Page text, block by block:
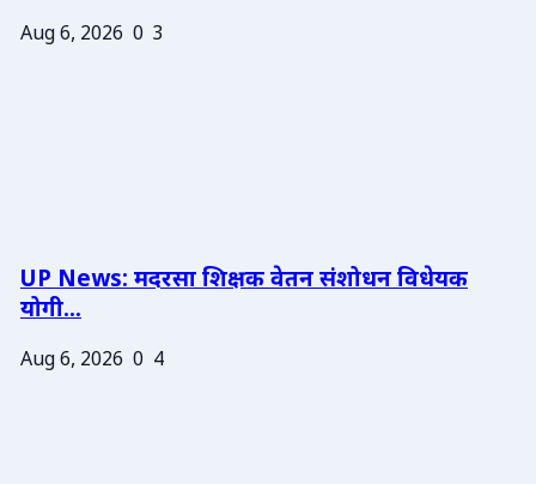
Aug 6, 2026 0 3
UP News: मदरसा शिक्षक वेतन संशोधन विधेयक
योगी...
Aug 6, 2026 0 4